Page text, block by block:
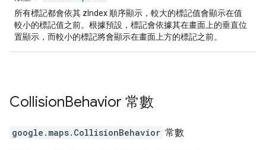
所有標記都會依其 zIndex 順序顯示，較大的標記值會顯示在值
較小的標記值之前。根據預設，標記會依據其在畫面上的垂直位
置顯示，而較小的標記將會顯示在畫面上方的標記之前。
CollisionBehavior 常數
google.maps. CollisionBehavior 常數